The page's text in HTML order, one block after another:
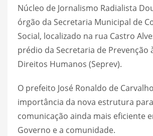
Núcleo de Jornalismo Radialista
órgão da Secretaria Municipal de
Social, localizado na rua Castro
prédio da Secretaria de Prevenção
Direitos Humanos (Seprev).
O prefeito José Ronaldo de
importância da nova estrutura
comunicação ainda mais eficiente
Governo e a comunidade.